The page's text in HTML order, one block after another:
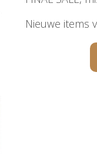
Nieuwe items